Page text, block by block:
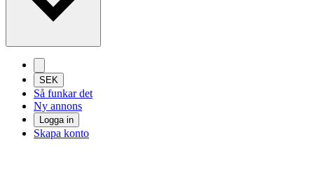
SEK
Så funkar det
Ny annons
Logga in
Skapa konto